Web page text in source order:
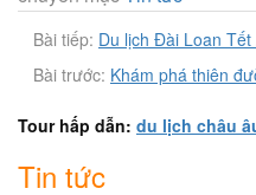
Bài tiếp: Du lịch Đài Loan
Bài trước: Khám phá thiên
Tour hấp dẫn: du lịch châu
Tin tức